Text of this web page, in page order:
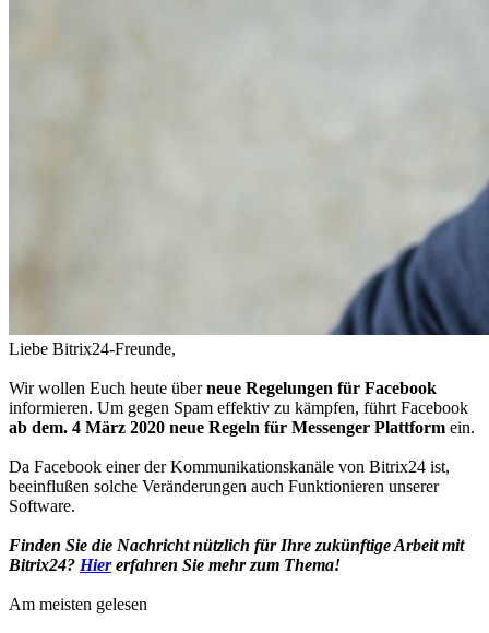
Liebe Bitrix24-Freunde,
Wir wollen Euch heute überneue Regelungen für Facebook
informieren. Um gegen Spam effektiv zu kämpfen, führt Facebook
ab dem. 4 März 2020 neue Regeln für Messenger Plattform ein.
Da Facebook einer der Kommunikationskanäle von Bitrix24 ist,
beeinflußen solche Veränderungen auch Funktionieren unserer
Software.
Finden Sie die Nachricht nützlich für Ihre zukünftige Arbeit mit
Bitrix24? Hiererfahren Sie mehr zum Thema!
Am meisten gelesen